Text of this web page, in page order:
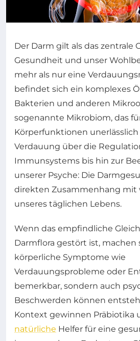
Der Darm gilt als das zentrale
Gesundheit und unser
mehr als nur eine
befindet sich ein komplexes
Bakterien und anderen
sogenannte Mikrobiom, das
Körperfunktionen unerlässlich
Verdauung über die
Immunsystems bis hin zur
unserer Psyche: Die
direkten Zusammenhang mit
unseres täglichen Lebens.
Wenn das empfindliche
Darmflora gestört ist,
körperliche Symptome wie
Verdauungsprobleme oder
bemerkbar, sondern auch
Beschwerden können
Kontext gewinnen Präbiotika
natürliche Helfer für eine